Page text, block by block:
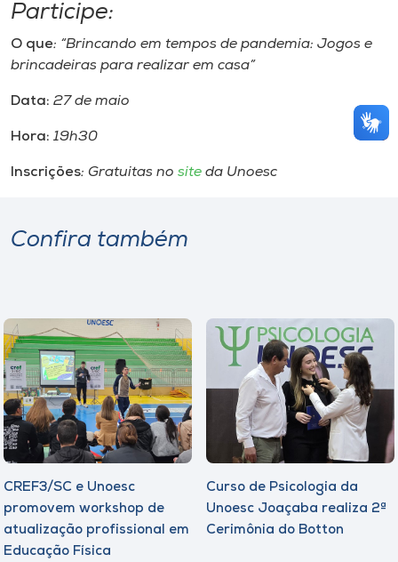
Participe:
O que: “Brincando em tempos de pandemia: Jogos e
brincadeiras para realizar em casa”
Data: 27 de maio
Hora: 19h30
Inscrições: Gratuitas no site da Unoesc
Confira também
CREF3/SC e Unoesc
promovem workshop de
atualização profissional em
Educação Física
Curso de Psicologia da
Unoesc Joaçaba realiza 2ª
Cerimônia do Botton